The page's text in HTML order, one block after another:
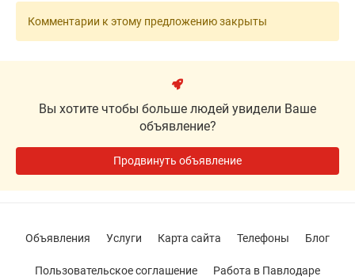
Комментарии к этому предложению закрыты
Вы хотите чтобы больше людей увидели Ваше
объявление?
Продвинуть объявление
Объявления Услуги Карта сайта Телефоны Блог
Пользовательское соглашение Работа в Павлодаре